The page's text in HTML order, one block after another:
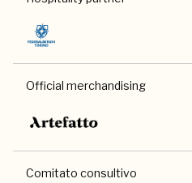
Official merchandising
Comitato consultivo